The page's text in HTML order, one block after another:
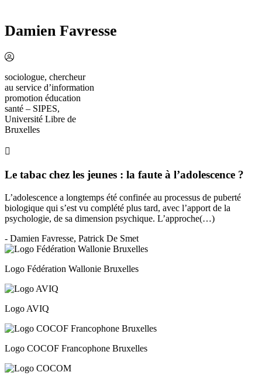
Damien Favresse
sociologue, chercheur
au service d’information
promotion éducation
santé – SIPES,
Université Libre de
Bruxelles
Le tabac chez les jeunes : la faute à l’adolescence ?
L’adolescence a longtemps été confinée au processus de puberté
biologique qui s’est vu complété plus tard, avec l’apport de la
psychologie, de sa dimension psychique. L’approche(…)
- Damien Favresse, Patrick De Smet
Logo Fédération Wallonie Bruxelles
Logo AVIQ
Logo COCOF Francophone Bruxelles